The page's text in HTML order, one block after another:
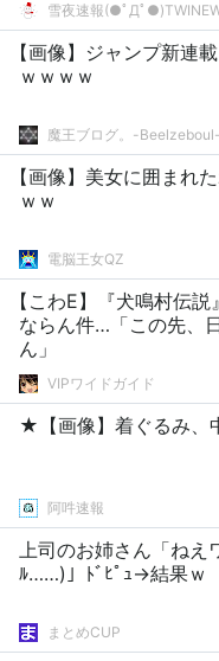
雪夜速報(●ﾟДﾟ
【画像】ジャンプ新連
ｗｗｗｗ
魔王ブログ。-Beelzeboul-
【画像】美女に囲まれ
ｗｗ
電脳王女QZ
【こわE】『犬鳴村伝
ならん件…「この先、
ん」
VIPワイドガイド
★【画像】着ぐるみ、
阿吽速報
上司のお姉さん「ねえ
ﾙ……)」ﾄﾞﾋﾟｭ→結果ｗ
まとめCUP